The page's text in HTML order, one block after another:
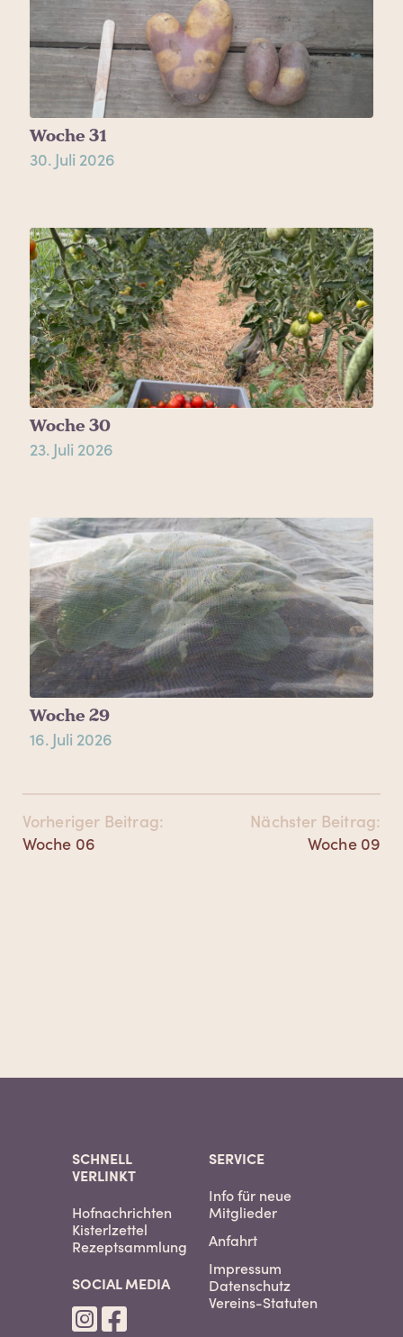
Woche 31
30. Juli 2026
Woche 30
23. Juli 2026
Woche 29
16. Juli 2026
Beitrags-
Navigation
Vorheriger Beitrag:
Vorheriger
Woche 06
Nächster Beitrag:
Nächster
Woche 09
SCHNELL
VERLINKT
Hofnachrichten
Kisterlzettel
Rezeptsammlung
SOCIAL MEDIA
SERVICE
Info für neue
Mitglieder
Anfahrt
Impressum
Datenschutz
Vereins-Statuten